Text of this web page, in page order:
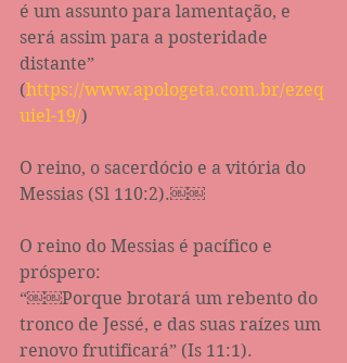
é um assunto para lamentação, e
será assim para a posteridade
distante”
(https://www.apologeta.com.br/ezeq
uiel-19/)
O reino, o sacerdócio e a vitória do
Messias (Sl 110:2).￼￼
O reino do Messias é pacífico e
próspero:
“￼￼Porque brotará um rebento do
tronco de Jessé, e das suas raízes um
renovo frutificará” (Is‬ ‭11:1‬).